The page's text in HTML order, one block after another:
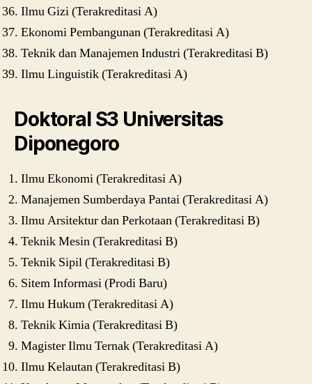
Ilmu Gizi (Terakreditasi A)
Ekonomi Pembangunan (Terakreditasi A)
Teknik dan Manajemen Industri (Terakreditasi B)
Ilmu Linguistik (Terakreditasi A)
Doktoral S3 Universitas
Diponegoro
Ilmu Ekonomi (Terakreditasi A)
Manajemen Sumberdaya Pantai (Terakreditasi A)
Ilmu Arsitektur dan Perkotaan (Terakreditasi B)
Teknik Mesin (Terakreditasi B)
Teknik Sipil (Terakreditasi B)
Sitem Informasi (Prodi Baru)
Ilmu Hukum (Terakreditasi A)
Teknik Kimia (Terakreditasi B)
Magister Ilmu Ternak (Terakreditasi A)
Ilmu Kelautan (Terakreditasi B)